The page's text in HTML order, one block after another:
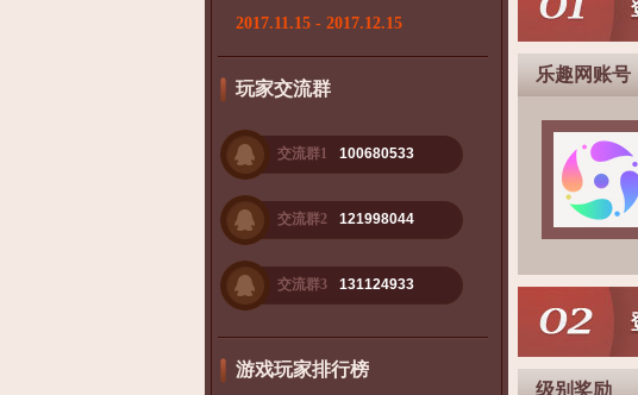
2017.11.15 - 2017.12.15
玩家交流群
交流群1 100680533
交流群2 121998044
交流群3 131124933
游戏玩家排行榜
乐趣网账号
级别奖励